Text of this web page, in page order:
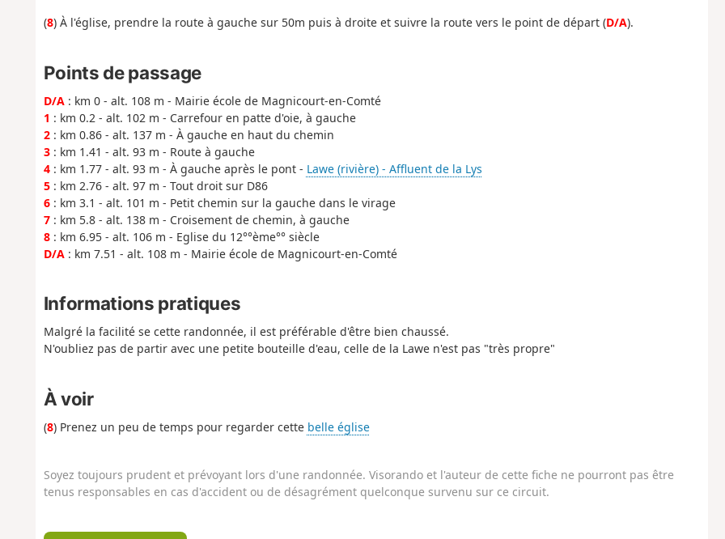
(8) À l'église, prendre la route à gauche sur 50m puis à droite et suivre la route vers le point de départ (D/A).
Points de passage
D/A: km 0 - alt. 108 m - Mairie école de Magnicourt-en-Comté
1 : km 0.2 - alt. 102 m - Carrefour en patte d'oie, à gauche
2: km 0.86 - alt. 137 m - À gauche en haut du chemin
3: km 1.41 - alt. 93 m - Route à gauche
4: km 1.77 - alt. 93 m - À gauche après le pont - Lawe (rivière) - Affluent de la Lys
5: km 2.76 - alt. 97 m - Tout droit sur D86
6: km 3.1 - alt. 101 m - Petit chemin sur la gauche dans le virage
7: km 5.8 - alt. 138 m - Croisement de chemin, à gauche
8: km 6.95 - alt. 106 m - Eglise du 12°°ème°° siècle
D/A: km 7.51 - alt. 108 m - Mairie école de Magnicourt-en-Comté
Informations pratiques
Malgré la facilité se cette randonnée, il est préférable d'être bien chaussé.
N'oubliez pas de partir avec une petite bouteille d'eau, celle de la Lawe n'est pas "très propre"
À voir
(8) Prenez un peu de temps pour regarder cette belle église
Soyez toujours prudent et prévoyant lors d'une randonnée. Visorando et l'auteur de cette fiche ne pourront pas être
tenus responsables en cas d'accident ou de désagrément quelconque survenu sur ce circuit.